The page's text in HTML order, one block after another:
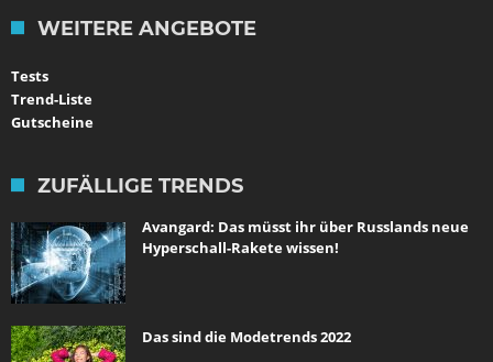
WEITERE ANGEBOTE
Tests
Trend-Liste
Gutscheine
ZUFÄLLIGE TRENDS
Avangard: Das müsst ihr über Russlands neue
Hyperschall-Rakete wissen!
Das sind die Modetrends 2022